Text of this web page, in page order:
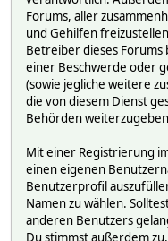
Forums, aller
und Gehilfen
Betreiber dieses Forums
einer Beschwerde oder
(sowie jegliche weitere
die von diesem Dienst
Behörden
Mit einer Registrierung
einen eigenen
Benutzerprofil
Namen zu wählen.
anderen Benutzers
Du stimmst außerdem